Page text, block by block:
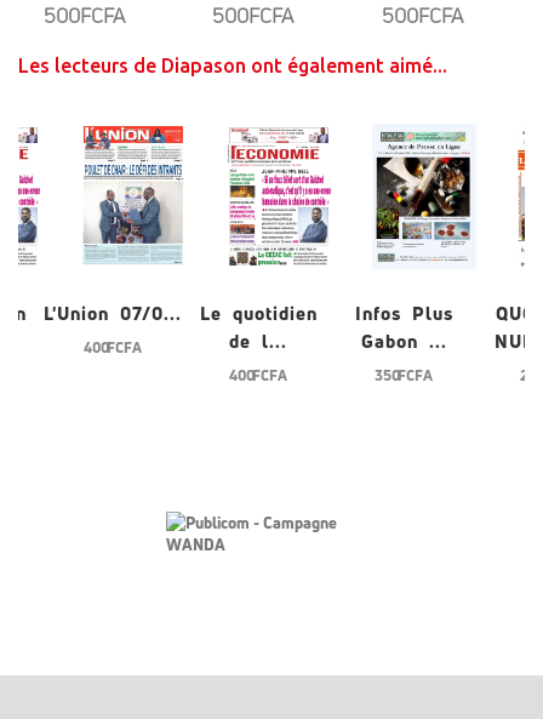
500FCFA 500FCFA 500FCFA
Les lecteurs de Diapason ont également aimé...
L'Union 07/0...
400 FCFA
Le quotidien
de l...
400 FCFA
Infos Plus
Gabon ...
350 FCFA